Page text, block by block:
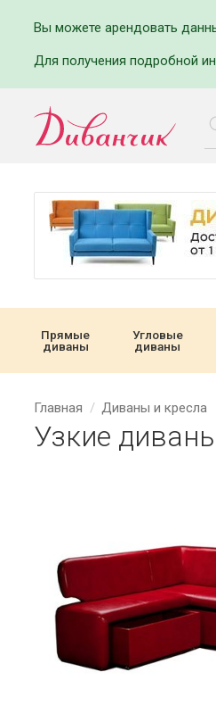
Вы можете арендовать
Для получения подробной
Прямые
диваны
Угловые
диваны
Главная Диваны и кресла
Узкие